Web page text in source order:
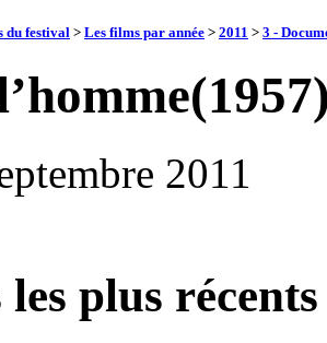
du festival > Les films par année > 2011 > 3 -
2011
plus récents